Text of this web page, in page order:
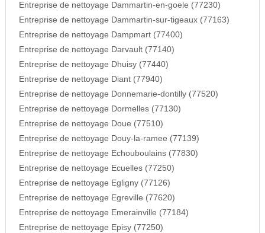
Entreprise de nettoyage Dammartin-en-goele (77230)
Entreprise de nettoyage Dammartin-sur-tigeaux (77163)
Entreprise de nettoyage Dampmart (77400)
Entreprise de nettoyage Darvault (77140)
Entreprise de nettoyage Dhuisy (77440)
Entreprise de nettoyage Diant (77940)
Entreprise de nettoyage Donnemarie-dontilly (77520)
Entreprise de nettoyage Dormelles (77130)
Entreprise de nettoyage Doue (77510)
Entreprise de nettoyage Douy-la-ramee (77139)
Entreprise de nettoyage Echouboulains (77830)
Entreprise de nettoyage Ecuelles (77250)
Entreprise de nettoyage Egligny (77126)
Entreprise de nettoyage Egreville (77620)
Entreprise de nettoyage Emerainville (77184)
Entreprise de nettoyage Episy (77250)